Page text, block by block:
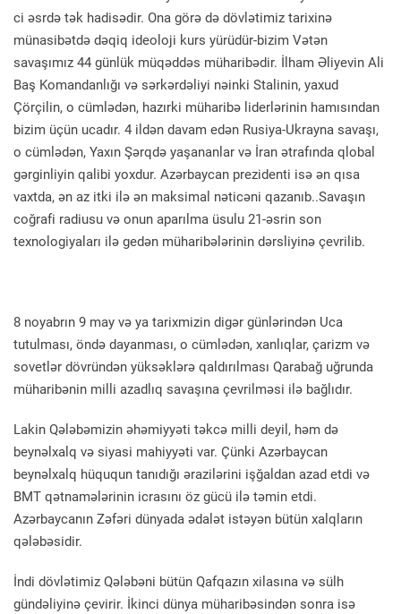
ci əsrdə tək hadisədir. Ona görə də dövlətimiz tarixinə
münasibətdə dəqiq ideoloji kurs yürüdür-bizim Vətən
savaşımız 44 günlük müqəddəs müharibədir. İlham Əliyevin Ali
Baş Komandanlığı və sərkərdəliyi nəinki Stalinin, yaxud
Çörçilin, o cümlədən, hazırki müharibə liderlərinin hamısından
bizim üçün ucadır. 4 ildən davam edən Rusiya-Ukrayna savaşı,
o cümlədən, Yaxın Şərqdə yaşananlar və İran ətrafında qlobal
gərginliyin qalibi yoxdur. Azərbaycan prezidenti isə ən qısa
vaxtda, ən az itki ilə ən maksimal nəticəni qazanıb..Savaşın
coğrafi radiusu və onun aparılma üsulu 21-əsrin son
texnologiyaları ilə gedən müharibələrinin dərsliyinə çevrilib.
8 noyabrın 9 may və ya tarixmizin digər günlərindən Uca
tutulması, öndə dayanması, o cümlədən, xanlıqlar, çarizm və
sovetlər dövründən yüksəklərə qaldırılması Qarabağ uğrunda
müharibənin milli azadlıq savaşına çevrilməsi ilə bağlıdır.
Lakin Qələbəmizin əhəmiyyəti təkcə milli deyil, həm də
beynəlxalq və siyasi mahiyyəti var. Çünki Azərbaycan
beynəlxalq hüququn tanıdığı ərazilərini işğaldan azad etdi və
BMT qətnamələrinin icrasını öz gücü ilə təmin etdi.
Azərbaycanın Zəfəri dünyada ədalət istəyən bütün xalqların
qələbəsidir.
İndi dövlətimiz Qələbəni bütün Qafqazın xilasına və sülh
gündəliyinə çevirir. İkinci dünya müharibəsindən sonra isə